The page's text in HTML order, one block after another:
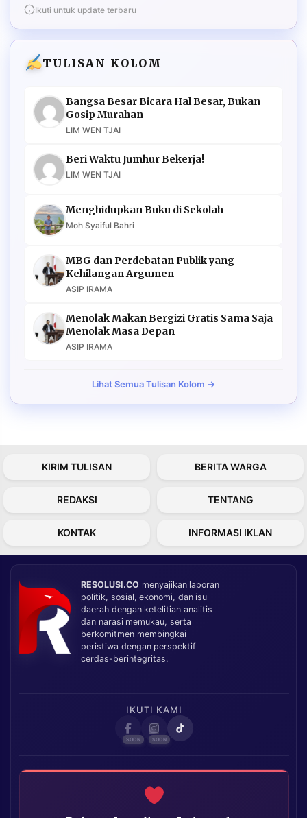
Ikuti untuk update terbaru
TULISAN KOLOM
Bangsa Besar Bicara Hal Besar, Bukan
Gosip Murahan
LIM WEN TJAI
Beri Waktu Jumhur Bekerja!
LIM WEN TJAI
Menghidupkan Buku di Sekolah
Moh Syaiful Bahri
MBG dan Perdebatan Publik yang
Kehilangan Argumen
ASIP IRAMA
Menolak Makan Bergizi Gratis Sama Saja
Menolak Masa Depan
ASIP IRAMA
Lihat Semua Tulisan Kolom →
KIRIM TULISAN BERITA WARGA
REDAKSI TENTANG
KONTAK INFORMASI IKLAN
RESOLUSI.CO menyajikan laporan
politik, sosial, ekonomi, dan isu
daerah dengan ketelitian analitis
dan narasi memukau, serta
berkomitmen membingkai
peristiwa dengan perspektif
cerdas-berintegritas.
IKUTI KAMI